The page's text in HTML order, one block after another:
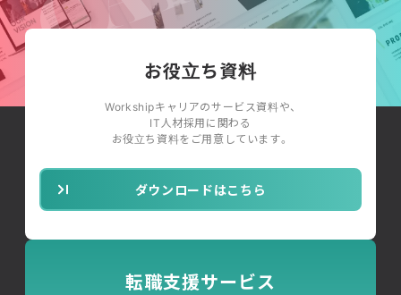
お役立ち資料
Workshipキャリアのサービス資料や、
IT人材採用に関わる
お役立ち資料をご用意しています。
ダウンロードはこちら
転職支援サービス